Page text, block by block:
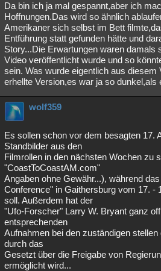
Da bin ich ja mal gespannt,aber ich
Hoffnungen.Das wird so ähnlich
Amerikaner sich selbst im Bett
Entführung statt gefunden hätte und
Story...Die Erwartungen waren damals
Video veröffentlicht wurde und so
sein. Was wurde eigentlich aus diesem
erhellte Version,es war ja so dunkel,als
wolf359
Es sollen schon vor dem besagten 17.
Standbilder aus den
Filmrollen in den nächsten Wochen zu
"CoastToCoastAM.com"
Angaben ohne Gewähr...), während
Conference" in Gaithersburg vom 17. -
soll. Außerdem hat der
"Ufo-Forscher" Larry W. Bryant ganz
entsprechenden
Aufnahmen bei den zuständigen
durch das
Gesetzt über die Freigabe von
ermöglicht wird...